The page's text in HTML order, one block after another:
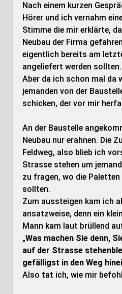
Nach einem kurzen
Hörer und ich vernahm
Stimme die mir erklärte,
Neubau der Firma
eigentlich bereits am
angeliefert werden sollten.
Aber da ich schon mal da
jemanden von der
schicken, der vor mir
An der Baustelle
Neubau nur erahnen. Die
Feldweg, also blieb ich
Strasse stehen um
zu fragen, wo die Paletten
sollten.
Zum aussteigen kam ich
ansatzweise, denn ein
Mann kam laut brüllend
„Was machen Sie denn,
auf der Strasse
gefälligst in den Weg
Also tat ich, wie mir